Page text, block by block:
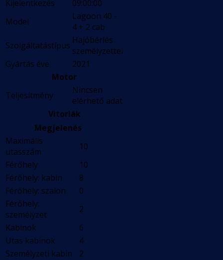
Kijelentkezés
09:00:00
Model
Lagoon 40 -
4 + 2 cab
Szolgáltatástípus Hajóbérlés
személyzettel
Gyártás éve
2021
Motor
Teljesítmény
Nincsen
elérhető adat
Vitorlák
Megjelenés
Maximális
utasszám
10
Férőhely
10
Férőhely: kabin
8
Férőhely: szalon
0
Férőhely:
személyzet
2
Kabinok
6
Utas kabinok
4
Személyzeti kabin
2